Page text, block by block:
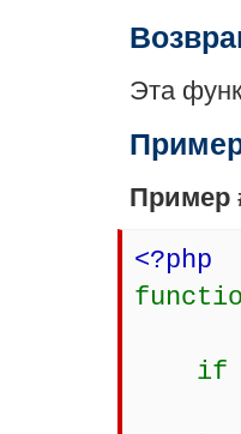
Эта
Пример
<?php
if